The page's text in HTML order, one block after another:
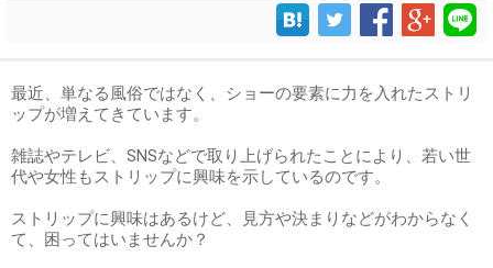
最近、単なる風俗ではなく、ショーの要素に力を入れたストリ
ップが増えてきています。
雑誌やテレビ、SNSなどで取り上げられたことにより、若い世
代や女性もストリップに興味を示しているのです。
ストリップに興味はあるけど、見方や決まりなどがわからなく
て、困ってはいませんか？